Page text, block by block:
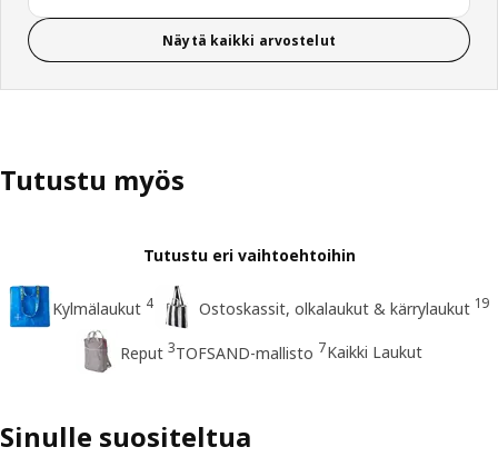
Näytä kaikki arvostelut
Tutustu myös
Tutustu eri vaihtoehtoihin
Kylmälaukut 4 Ostoskassit, olkalaukut & kärrylaukut 19
Reput 3TOFSAND-mallisto 7Kaikki Laukut
Sinulle suositeltua